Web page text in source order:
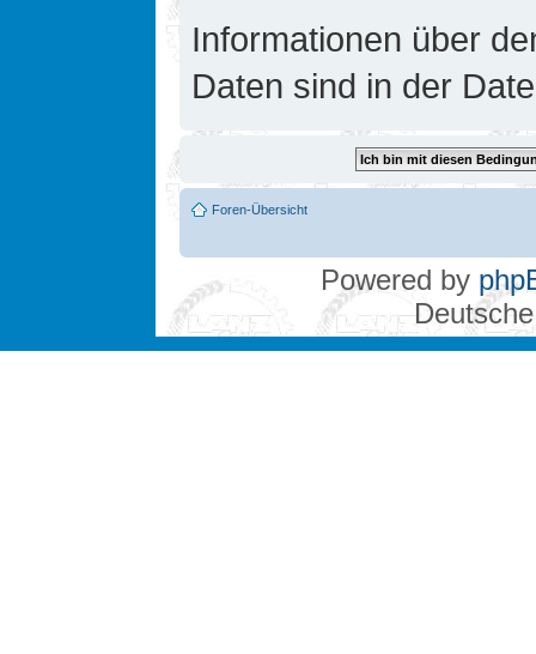
Informationen über
Daten sind in der
Foren-Übersicht
Powered by